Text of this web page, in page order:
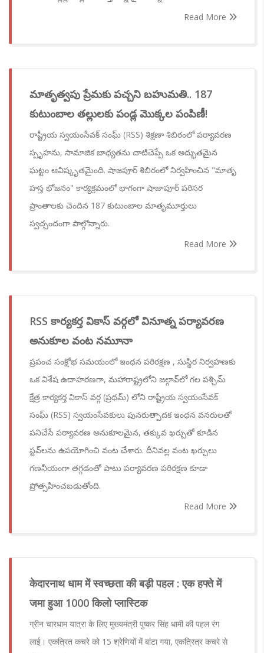
Read More
మాతృత్వపు ప్రేమకు పచ్చని బహుమతి.. 187
కుటుంబాల తల్లులకు పండ్ల మొక్కల పంపిణీ!
రాష్ట్రీయ స్వయంసేవక్ సంఘ్ (RSS) శిక్షణా శిబిరంలో పర్యావరణ
స్పృహను, సామాజిక బాధ్యతను చాటిచెప్పే ఒక అద్భుతమైన
ఘట్టం ఆవిష్కృతమైంది. షాజపూర్ శిబిరంలో నిర్వహించిన "మాతృ
హస్త భోజనం" కార్యక్రమంలో భాగంగా షాజాపూర్ పరిసర
ప్రాంతాలకు చెందిన 187 కుటుంబాల మాతృమూర్తులు
స్వచ్చందంగా పాల్గొన్నారు.
Read More
RSS కార్యకర్త వికాస్ వర్గలో వినూత్న పర్యావరణ
అనుకూల వంట నమూనా
ప్రపంచ సంక్షోభ సమయంలో ఇంధన పరిరక్షణ , సుస్థిర నిర్వహణకు
ఒక విశేష ఉదాహరణగా, మహారాష్ట్రలోని జల్గావ్‌లో గల పశ్చిమ్
క్షేత్ర కార్యకర్త వికాస్ వర్గ (ప్రథమ్) లోని రాష్ట్రీయ స్వయంసేవక్
సంఘ్ (RSS) స్వయంసేవకులు పునరుత్పాదక ఇంధన వనరులతో
పనిచేసే పర్యావరణ అనుకూలమైన, తక్కువ ఖర్చుతో కూడిన
స్టవ్‌లను ఉపయోగించి వంట చేశారు. దీనివల్ల వంట ఖర్చులు
గణనీయంగా తగ్గడంతో పాటు పర్యావరణ పరిరక్షణ కూడా
ప్రోత్సహించబడుతోంది.
Read More
केदारनाथ धाम में स्वच्छता की बड़ी पहल : एक हफ्ते में
जमा हुआ 1000 किलो प्लास्टिक
ग्रीन चारधाम यात्रा के लिए मुख्यमंत्री पुष्कर सिंह धामी की पहल रंग
लाई। एकत्रित कचरे को 15 श्रेणियों में बांटा गया, एकत्रित्र कचरे से